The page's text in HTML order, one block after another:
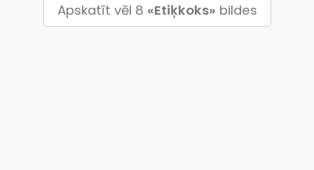
Apskatīt vēl 8 «Etiķkoks» bildes